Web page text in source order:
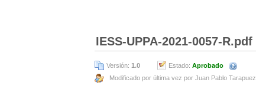
IESS-UPPA-2021-0057-R.pdf
Versión: 1.0 Estado: Aprobado
Modificado por última vez por Juan Pablo Tarapuez